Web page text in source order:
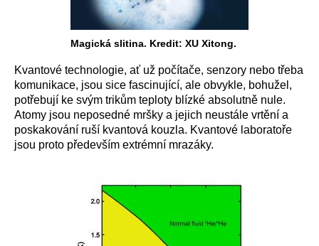
Magická slitina. Kredit: XU Xitong.
Kvantové technologie, ať už počítače, senzory nebo třeba
komunikace, jsou sice fascinující, ale obvykle, bohužel,
potřebují ke svým trikům teploty blízké absolutně nule.
Atomy jsou neposedné mršky a jejich neustále vrtění a
poskakování ruší kvantová kouzla. Kvantové laboratoře
jsou proto především extrémní mrazáky.